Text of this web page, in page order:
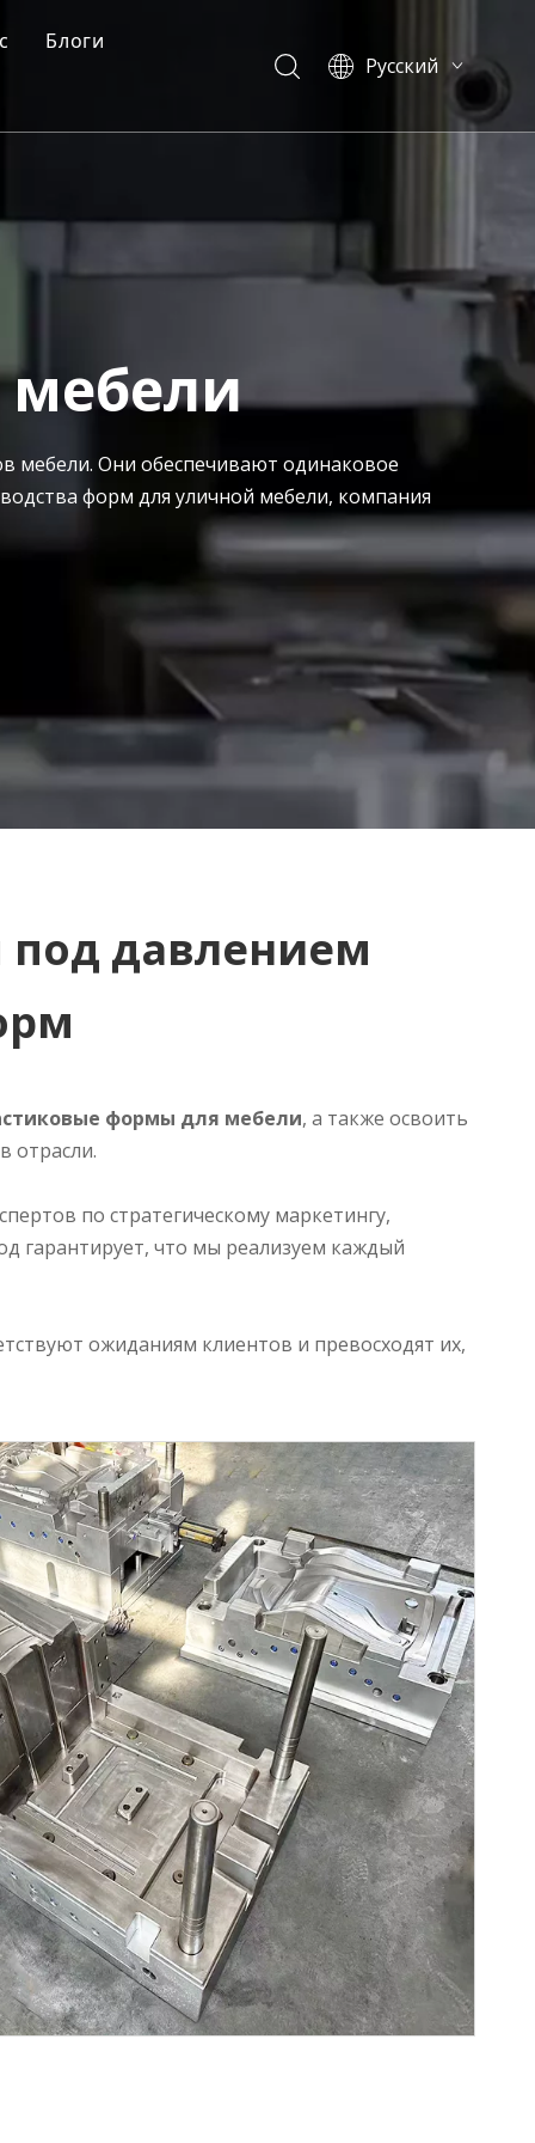
Блоги
Pусский
العربية
简体中文
мебели
мебели. Они обеспечивают одинаковое
форм для уличной мебели, компания
под давлением
формы для мебели, а также освоить
отрасли.
по стратегическому маркетингу,
гарантирует, что мы реализуем каждый
ожиданиям клиентов и превосходят их,